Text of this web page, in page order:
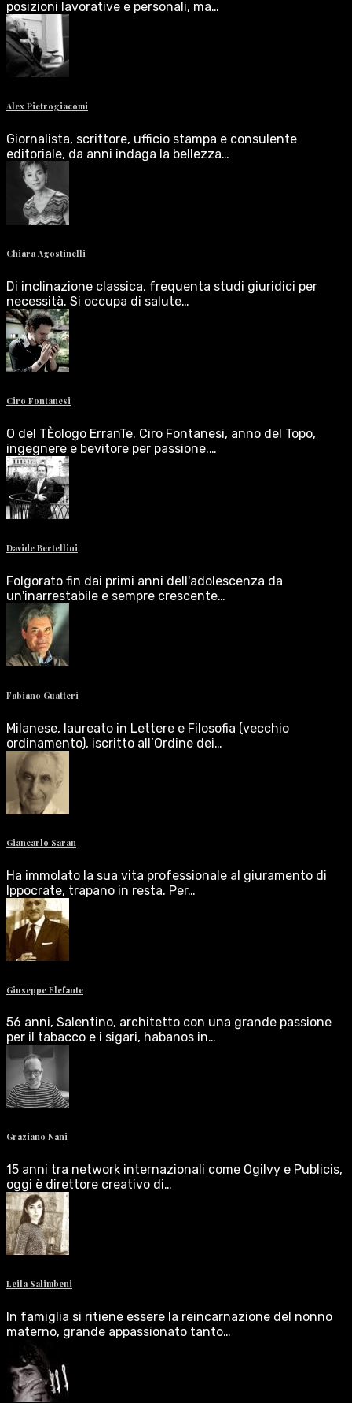
posizioni lavorative e personali, ma…
Alex Pietrogiacomi
Giornalista, scrittore, ufficio stampa e consulente
editoriale, da anni indaga la bellezza…
Chiara Agostinelli
Di inclinazione classica, frequenta studi giuridici per
necessità. Si occupa di salute…
Ciro Fontanesi
O del TÈologo ErranTe. Ciro Fontanesi, anno del Topo,
ingegnere e bevitore per passione.…
Davide Bertellini
Folgorato fin dai primi anni dell'adolescenza da
un'inarrestabile e sempre crescente…
Fabiano Guatteri
Milanese, laureato in Lettere e Filosofia (vecchio
ordinamento), iscritto all’Ordine dei…
Giancarlo Saran
Ha immolato la sua vita professionale al giuramento di
Ippocrate, trapano in resta. Per…
Giuseppe Elefante
56 anni, Salentino, architetto con una grande passione
per il tabacco e i sigari, habanos in…
Graziano Nani
15 anni tra network internazionali come Ogilvy e Publicis,
oggi è direttore creativo di…
Leila Salimbeni
In famiglia si ritiene essere la reincarnazione del nonno
materno, grande appassionato tanto…